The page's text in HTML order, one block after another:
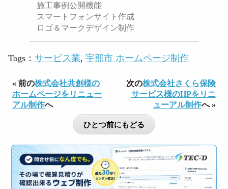
施工事例公開機能
スマートフォンサイト作成
ロゴ＆マークデザイン制作
Tags： サービス業, 宇部市 ホームページ制作
« 前の株式会社共創様の
ホームページをリニュー
アル制作へ
次の株式会社さくら保険
サービス様のHPをリニ
ューアル制作へ »